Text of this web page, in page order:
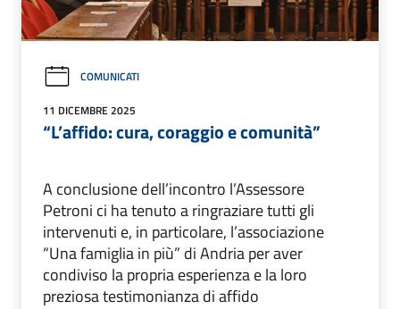
COMUNICATI
11 DICEMBRE 2025
“L’affido: cura, coraggio e comunità”
A conclusione dell’incontro l’Assessore
Petroni ci ha tenuto a ringraziare tutti gli
intervenuti e, in particolare, l’associazione
“Una famiglia in più” di Andria per aver
condiviso la propria esperienza e la loro
preziosa testimonianza di affido